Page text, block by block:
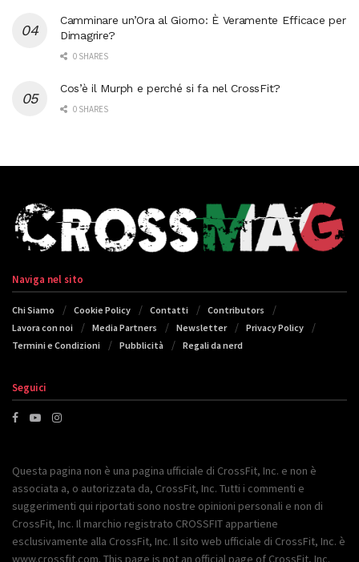
Camminare un’Ora al Giorno: È Veramente Efficace per
Dimagrire?
0 SHARES
Cos’è il Murph e perché si fa nel CrossFit?
0 SHARES
Naviga nel sito
Chi Siamo Cookie Policy Contatti
Contributors
Lavora con noi
Media Partners Newsletter
Privacy Policy
Termini e Condizioni
Pubblicità Regali da nerd
Seguici
Questa pagina non è una pagina ufficiale di CrossFit, Inc. e non è
associata a, o autorizzata da, CrossFit, Inc. Tutti i commenti e
suggerimenti qui riportati sono nostre opinioni personali e non di
CrossFit, Inc. Il marchio registrato CROSSFIT appartiene
esclusivamente alla CrossFit, Inc. Il sito web ufficiale di CrossFit, Inc. è
www.crossfit.com. This page is not an official page of CrossFit, Inc.